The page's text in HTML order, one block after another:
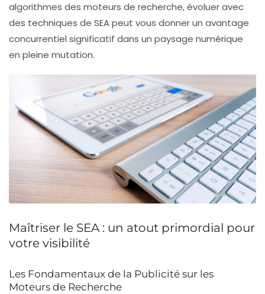
algorithmes des moteurs de recherche, évoluer avec
des techniques de SEA peut vous donner un avantage
concurrentiel significatif dans un paysage numérique
en pleine mutation.
Maîtriser le SEA : un atout primordial pour
votre visibilité
Les Fondamentaux de la Publicité sur les
Moteurs de Recherche